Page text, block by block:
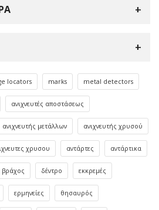
locators marks metal detectors
ανιχνευτές αποστάσεως
ανιχνευτής μετάλλων ανιχνευτής χρυσού
χρυσου αντάρτες αντάρτικα
βράχος δέντρο εκκρεμές
ερμηνείες θησαυρός